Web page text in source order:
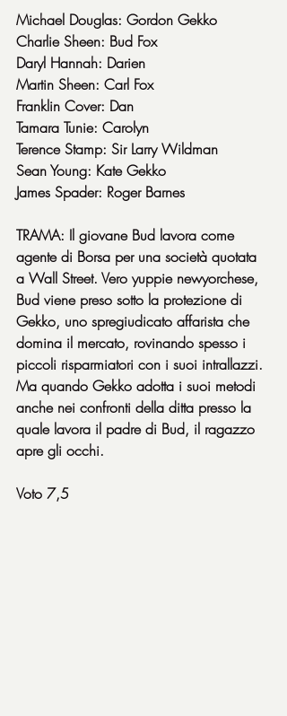
Michael Douglas: Gordon Gekko
Charlie Sheen: Bud Fox
Daryl Hannah: Darien
Martin Sheen: Carl Fox
Franklin Cover: Dan
Tamara Tunie: Carolyn
Terence Stamp: Sir Larry Wildman
Sean Young: Kate Gekko
James Spader: Roger Barnes
TRAMA: Il giovane Bud lavora come
agente di Borsa per una società quotata
a Wall Street. Vero yuppie newyorchese,
Bud viene preso sotto la protezione di
Gekko, uno spregiudicato affarista che
domina il mercato, rovinando spesso i
piccoli risparmiatori con i suoi intrallazzi.
Ma quando Gekko adotta i suoi metodi
anche nei confronti della ditta presso la
quale lavora il padre di Bud, il ragazzo
apre gli occhi.
Voto 7,5